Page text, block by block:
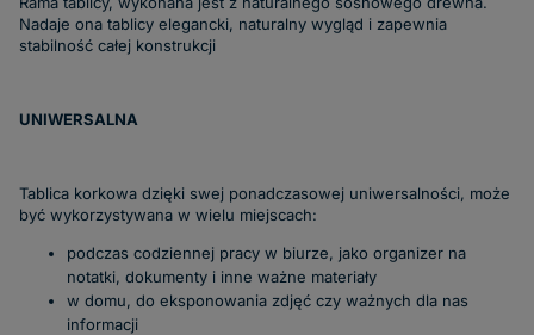
Nadaje ona tablicy elegancki, naturalny wygląd i zapewnia
stabilność całej konstrukcji
UNIWERSALNA
Tablica korkowa dzięki swej ponadczasowej uniwersalności, może
być wykorzystywana w wielu miejscach:
podczas codziennej pracy w biurze, jako organizer na
notatki, dokumenty i inne ważne materiały
w domu, do eksponowania zdjęć czy ważnych dla nas
informacji